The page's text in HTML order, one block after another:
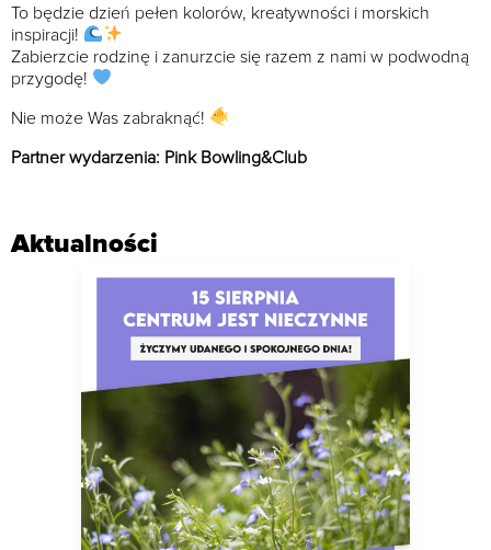
To będzie dzień pełen kolorów, kreatywności i morskich
inspiracji!
Zabierzcie rodzinę i zanurzcie się razem z nami w podwodną
przygodę!
Nie może Was zabraknąć!
Partner wydarzenia: Pink Bowling&Club
Aktualności